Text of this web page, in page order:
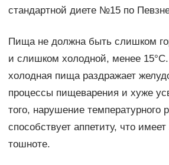
стандартной диете №15 по
Пища не должна быть слишком
и слишком холодной, менее
холодная пища раздражает
процессы пищеварения и хуже
того, нарушение температурного
способствует аппетиту, что
тошноте.